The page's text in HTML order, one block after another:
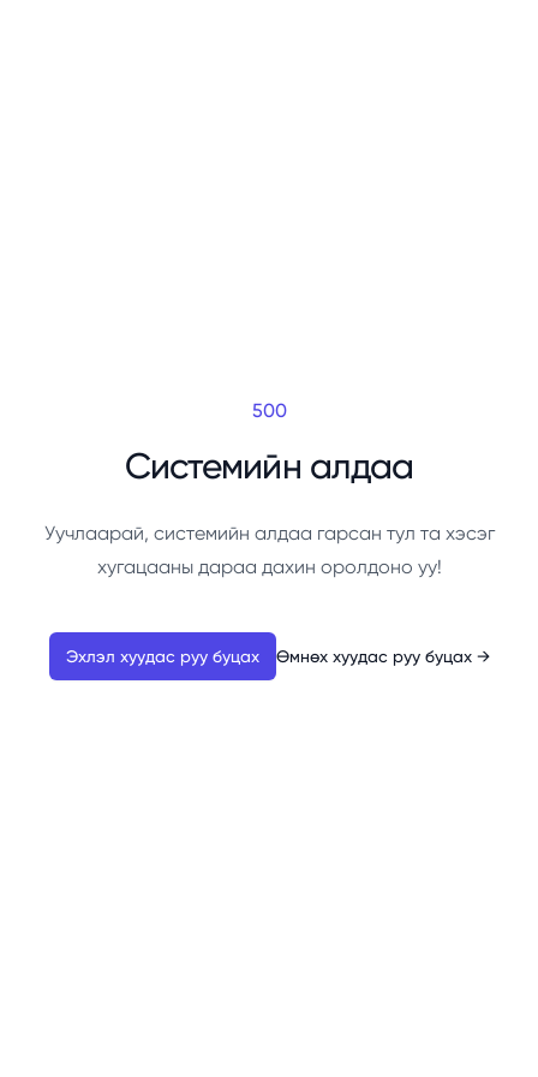
500
Системийн алдаа
Уучлаарай, системийн алдаа гарсан тул та хэсэг
хугацааны дараа дахин оролдоно уу!
Эхлэл хуудас руу буцах Өмнөх хуудас руу буцах →